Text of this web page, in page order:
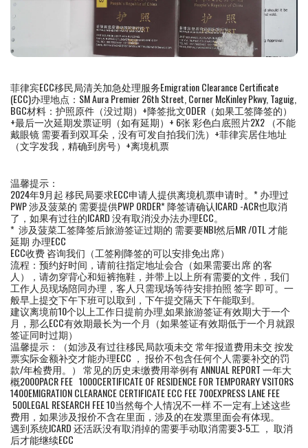
菲律宾ECC移民局清关加急处理服务Emigration Clearance Certificate
(ECC)办理地点：SM Aura Premier 26th Street, Corner McKinley Pkwy, Taguig,
BGC材料：护照原件（没过期）+降签批文ODER（如果工签降签的）
+最后一次延期发票证明（如有延期）+ 6张 彩色白底照片2X2 （不能
戴眼镜 需要看到双耳朵，没有可发自拍我们洗）+菲律宾居住地址
（文字发我，精确到房号）+离境机票
温馨提示：
2024年9月起 移民局要求ECC申请人提供离境机票申请时。* 办理过
PWP 涉及菠菜的 需要提供PWP ORDER* 降签请确认ICARD -ACR也取消
了，如果有过往的ICARD 没有取消没办法办理ECC。
* 涉及菠菜工签降签后旅游签证过期的 需要要NBI然后MR /OTL 才能
延期 办理ECC
ECC收费 咨询我们（工签刚降签的可以安排免出席）
流程：预约好时间，请前往指定地址会合（如果需要出席 的客
人），请勿穿背心和短裤拖鞋，并带上以上所有需要的文件，我们
工作人员现场陪同办理，客人只需现场等待安排拍照 签字 即可。一
般早上提交下午下班可以取到，下午提交隔天下午能取到。
建议离境前10个以上工作日提前办理,如果旅游签证有效期大于一个
月，那么ECC有效期最长为一个月（如果签证有效期低于一个月就跟
签证同时过期）
温馨提示：（如涉及有过往移民局款项未交 常年报道费用未交 按发
票实际金额补交才能办理ECC ， 报价不包含任何个人需要补交的罚
款/年检费用。） 常见的历史未缴费用举例有 ANNUAL REPORT 一年大
概2000PACR FEE 1000CERTIFICATE OF RESIDENCE FOR TEMPORARY VSITORS
1400EMIGRATION CLEARANCE CERTIFICATE ECC FEE 700EXPRESS LANE FEE
500LEGAL RESEARCH FEE 10当然每个人情况不一样 不一定有上述这些
费用，如果涉及报价不含在里面，涉及的在发票里面会有体现。
遇到系统ICARD 还活跃没有取消掉的需要手动取消需要3-5工 ， 取消
后才能继续ECC